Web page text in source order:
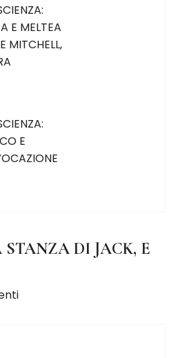
E MELTEA
MITCHELL,
E
STANZA DI JACK, E